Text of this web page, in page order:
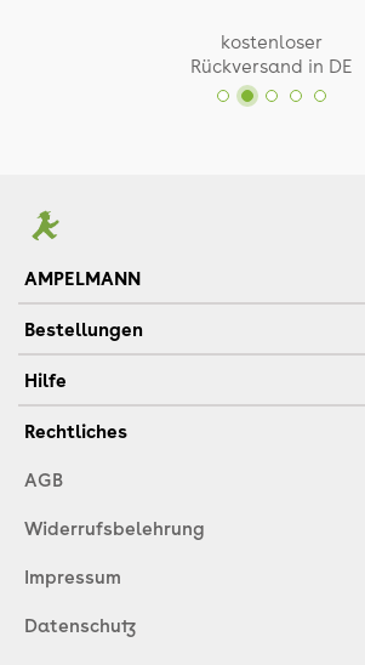
kostenloser
Rückversand in DE
AMPELMANN
Bestellungen
Hilfe
Rechtliches
AGB
Widerrufsbelehrung
Impressum
Datenschutz